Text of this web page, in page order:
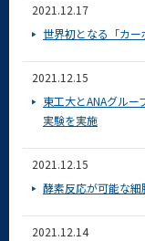
2021.12.17
世界初となる「カ
2021.12.15
東工大とANAグル
実験を実施
2021.12.15
酵素反応が可能な
2021.12.14